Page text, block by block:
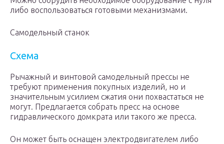
либо воспользоваться готовыми механизмами.
Самодельный станок
Схема
Рычажный и винтовой самодельный прессы не
требуют применения покупных изделий, но и
значительным усилием сжатия они похвастаться не
могут. Предлагается собрать пресс на основе
гидравлического домкрата или такого же пресса.
Он может быть оснащен электродвигателем либо